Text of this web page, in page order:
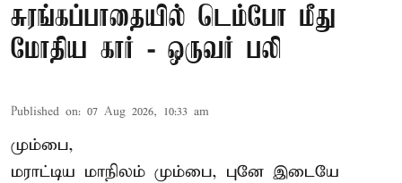
சுரங்கப்பாதையில் டெம்போ மீது
மோதிய கார் - ஒருவர் பலி
Published on: 07 Aug 2026, 10:33 am
மும்பை,
மராட்டிய மாநிலம் மும்பை, புனே இடையே